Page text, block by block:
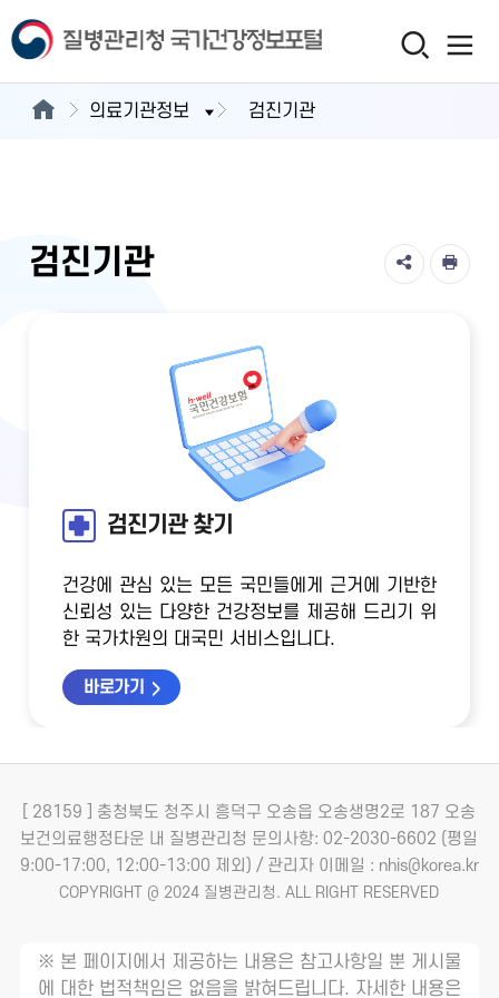
의료기관정보 검진기관
검진기관
검진기관 찾기
건강에 관심 있는 모든 국민들에게 근거에 기반한
신뢰성 있는 다양한 건강정보를 제공해 드리기 위
한 국가차원의 대국민 서비스입니다.
바로가기
[ 28159 ] 충청북도 청주시 흥덕구 오송읍 오송생명2로 187 오송
보건의료행정타운 내 질병관리청 문의사항: 02-2030-6602 (평일
9:00-17:00, 12:00-13:00 제외) / 관리자 이메일 : nhis@korea.kr
COPYRIGHT @ 2024 질병관리청. ALL RIGHT RESERVED
※ 본 페이지에서 제공하는 내용은 참고사항일 뿐 게시물
에 대한 법적책임은 없음을 밝혀드립니다. 자세한 내용은